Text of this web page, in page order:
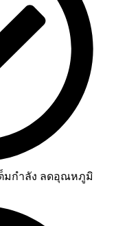
ต็มกำลัง ลดอุณหภูมิ